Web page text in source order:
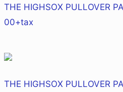
THE HIGHSOX PULLOVER
00+tax
THE HIGHSOX PULLOVER